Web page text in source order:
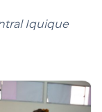
Iquique